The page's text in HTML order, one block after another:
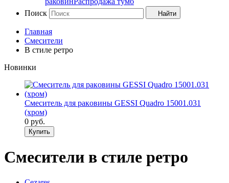
Поиск
Найти
Главная
Смесители
В стиле ретро
Новинки
Смеситель для рaкoвины GESSI Quadro 15001.031
(хрoм)
0 руб.
Купить
Смесители в стиле ретро